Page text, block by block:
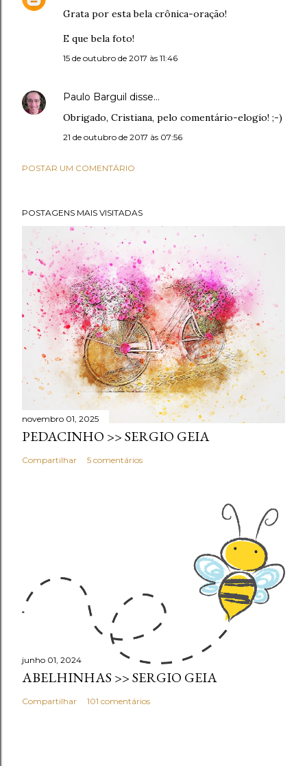
Grata por esta bela crônica-oração!
E que bela foto!
15 de outubro de 2017 às 11:46
Paulo Barguil disse…
Obrigado, Cristiana, pelo comentário-elogio! ;-)
21 de outubro de 2017 às 07:56
POSTAR UM COMENTÁRIO
POSTAGENS MAIS VISITADAS
novembro 01, 2025
PEDACINHO >> SERGIO GEIA
Compartilhar 5 comentários
junho 01, 2024
ABELHINHAS >> SERGIO GEIA
Compartilhar 101 comentários